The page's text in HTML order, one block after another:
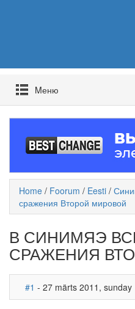
Mеню
Home / Foorum / Eesti /
сражения Второй мировой
В СИНИМЯЭ
СРАЖЕНИЯ
#1 - 27 märts 2011, sunday